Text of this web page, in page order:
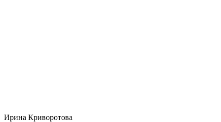
Ирина Криворотова